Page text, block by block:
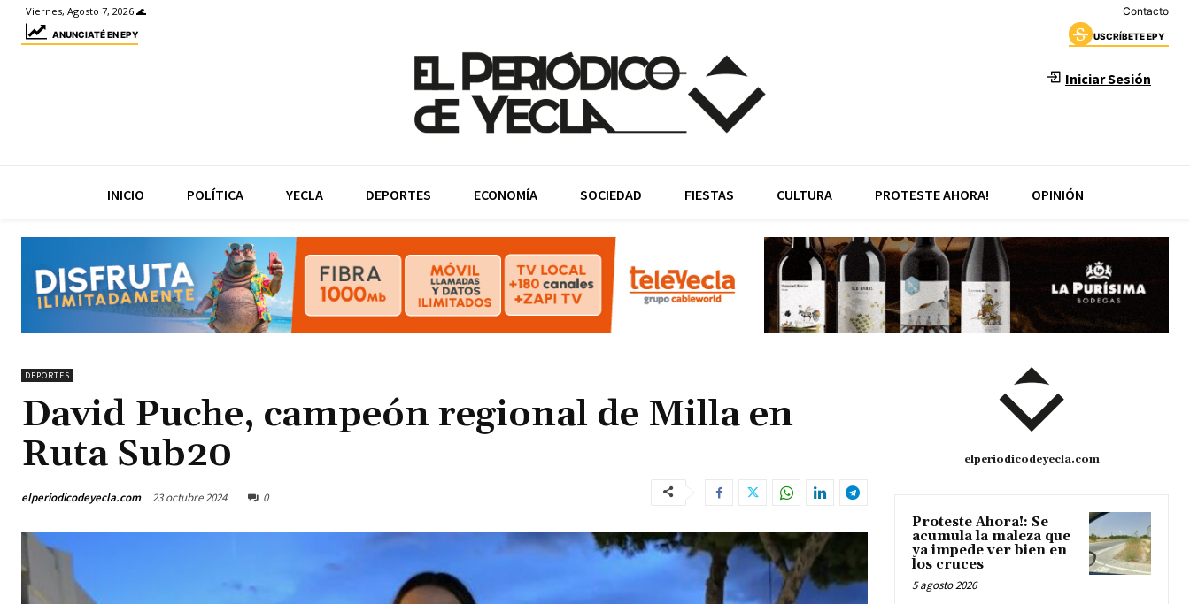
Viernes, Agosto 7, 2026 🌊 Contacto
ANUNCIATÉ EN EPY USCRÍBETE EPY
Iniciar Sesión
INICIO POLÍTICA YECLA DEPORTES ECONOMÍA SOCIEDAD FIESTAS CULTURA PROTESTE AHORA! OPINIÓN
DEPORTES
David Puche, campeón regional de Milla en
Ruta Sub20
elperiodicodeyecla.com 23 octubre 2024 0
elperiodicodeyecla.com
Proteste Ahora!: Se
acumula la maleza que
ya impede ver bien en
los cruces
5 agosto 2026